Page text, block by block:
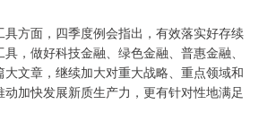
方面，四季度例会指出，有效落实好存续
，做好科技金融、绿色金融、普惠金融、
文章，继续加大对重大战略、重点领域和
加快发展新质生产力，更有针对性地满足